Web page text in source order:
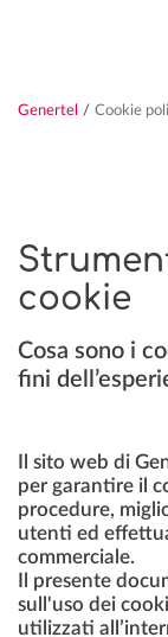
Genertel / Cookie
cookie
Cosa sono i
fini
Il sito web di
per garantire il
procedure,
utenti ed
commerciale.
Il presente
sull'uso dei
utilizzati